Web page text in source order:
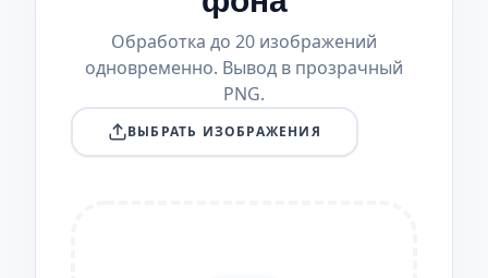
Обработка до 20 изображений
одновременно. Вывод в прозрачный
PNG.
ВЫБРАТЬ ИЗОБРАЖЕНИЯ